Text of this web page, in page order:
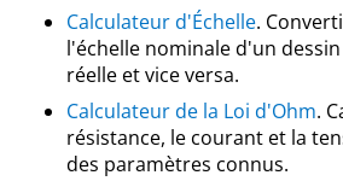
Calculateur d'Échelle.
l'échelle nominale d'un
réelle et vice versa.
Calculateur de la Loi d'Ohm.
résistance, le courant et la
des paramètres connus.